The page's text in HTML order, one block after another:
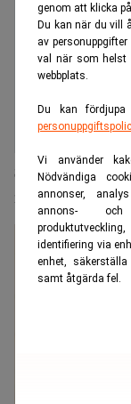
genom att klicka
Du kan när du vill
av
val när som helst
webbplats.
Du kan
Vi använder
Nödvändiga
annonser,
annons- och
identifiering via
enhet,
samt åtgärda fel.
SEB: